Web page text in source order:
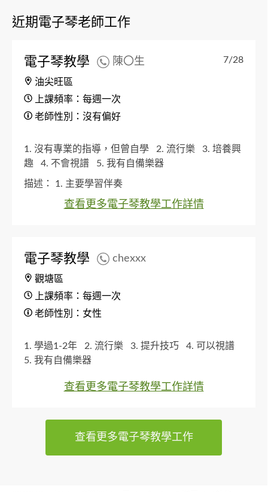
近期電子琴老師工作
電子琴教學 陳〇生
油尖旺區
上課頻率：每週一次
老師性別：沒有偏好
7/28
1. 沒有專業的指導，但曾自學 2. 流行樂
3. 培養興
趣
4. 不會視譜 5. 我有自備樂器
描述： 1. 主要學習伴奏
查看更多電子琴教學工作詳情
電子琴教學 chexxx
觀塘區
上課頻率：每週一次
老師性別：女性
1. 學過1-2年 2. 流行樂 3. 提升技巧
4. 可以視譜
5. 我有自備樂器
查看更多電子琴教學工作詳情
查看更多電子琴教學工作